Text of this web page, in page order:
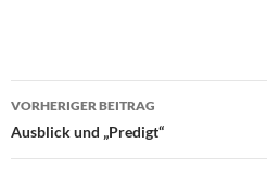
Beitragsnavigation
VORHERIGER BEITRAG
Ausblick und „Predigt“